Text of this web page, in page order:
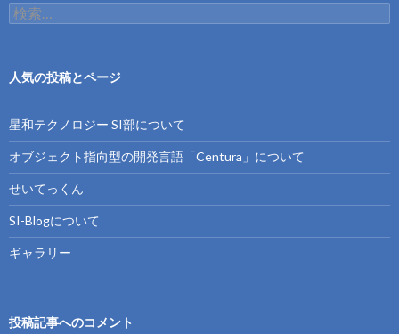
検
索:
人気の投稿とページ
星和テクノロジー SI部について
オブジェクト指向型の開発言語「Centura」について
せいてっくん
SI-Blogについて
ギャラリー
投稿記事へのコメント